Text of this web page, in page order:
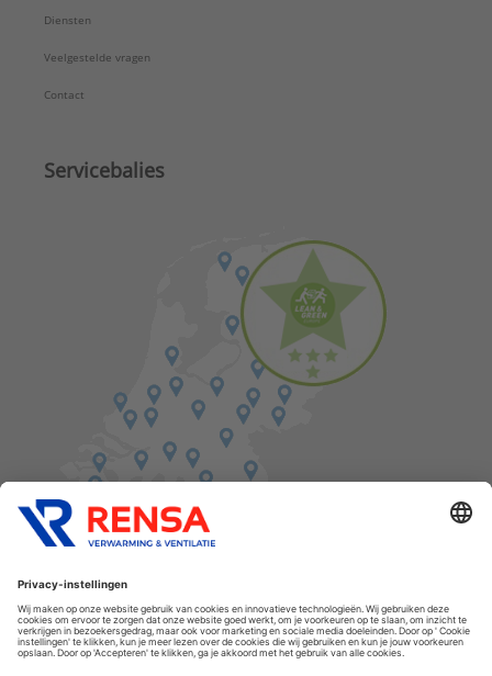
Diensten
Veelgestelde vragen
Contact
Servicebalies
Cookies